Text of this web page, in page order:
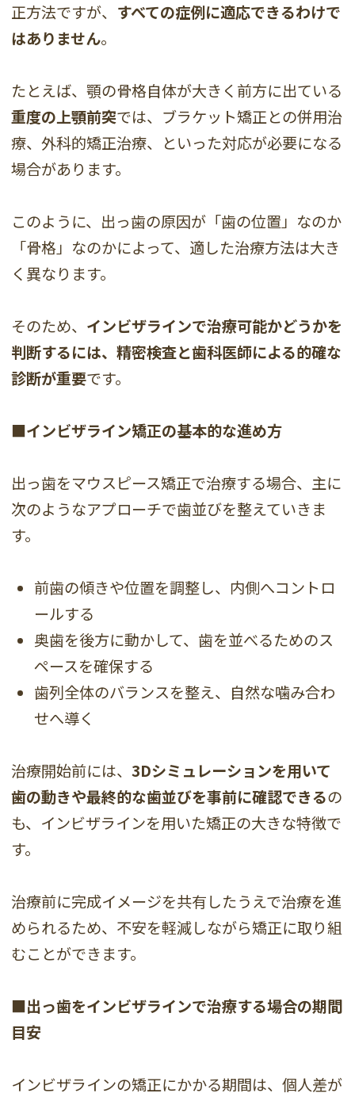
正方法ですが、 すべての症例に適応できるわけで
はありません。
たとえば、顎の骨格自体が大きく前方に出ている
重度の上顎前突では、ブラケット矯正との併用治
療、外科的矯正治療、といった対応が必要になる
場合があります。
このように、出っ歯の原因が「歯の位置」なのか
「骨格」なのかによって、適した治療方法は大き
く異なります。
そのため、 インビザラインで治療可能かどうかを
判断するには、精密検査と歯科医師による的確な
診断が重要です。
■インビザライン矯正の基本的な進め方
出っ歯をマウスピース矯正で治療する場合、主に
次のようなアプローチで歯並びを整えていきま
す。
前歯の傾きや位置を調整し、内側へコントロ
ールする
奥歯を後方に動かして、歯を並べるためのス
ペースを確保する
歯列全体のバランスを整え、自然な噛み合わ
せへ導く
治療開始前には、3Dシミュレーションを用いて
歯の動きや最終的な歯並びを事前に確認できるの
も、インビザラインを用いた矯正の大きな特徴で
す。
治療前に完成イメージを共有したうえで治療を進
められるため、不安を軽減しながら矯正に取り組
むことができます。
■出っ歯をインビザラインで治療する場合の期間
目安
インビザラインの矯正にかかる期間は、個人差が